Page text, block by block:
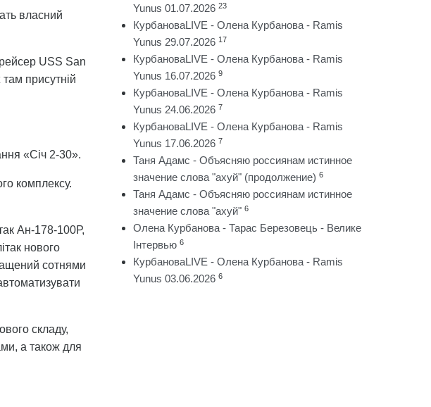
власний
USS San
присутній
«Січ 2-30».
комплексу.
Ан-178-100Р,
нового
сотнями
складу,
а також для
Yunus 01.07.2026 23
КурбановаLIVE - Олена Курбанова - Ramis
Yunus 29.07.2026 17
КурбановаLIVE - Олена Курбанова - Ramis
Yunus 16.07.2026 9
КурбановаLIVE - Олена Курбанова - Ramis
Yunus 24.06.2026 7
КурбановаLIVE - Олена Курбанова - Ramis
Yunus 17.06.2026 7
Таня Адамс - Объясняю россиянам истинное
значение слова "ахуй" (продолжение) 6
Таня Адамс - Объясняю россиянам истинное
значение слова "ахуй" 6
Олена Курбанова - Тарас Березовець - Велике
Інтервью 6
КурбановаLIVE - Олена Курбанова - Ramis
Yunus 03.06.2026 6